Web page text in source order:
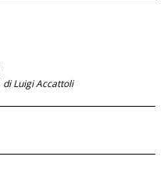
di Luigi Accattoli